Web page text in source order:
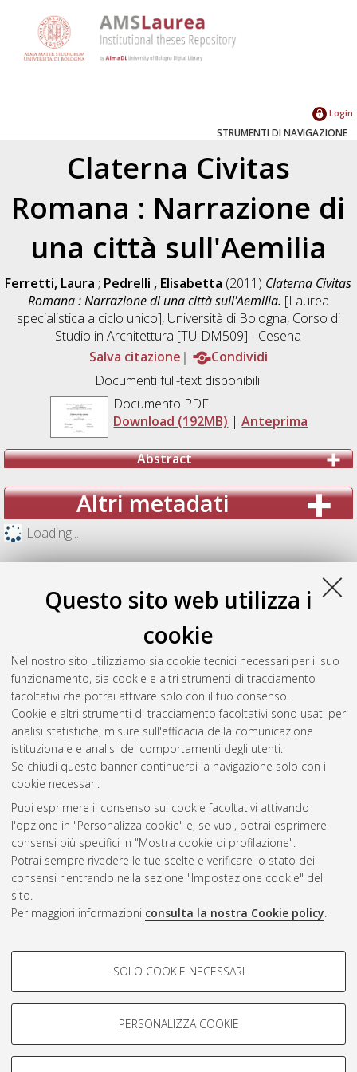
Questo sito web utilizza i
cookie
Nel nostro sito utilizziamo sia cookie tecnici necessari per il suo
funzionamento, sia cookie e altri strumenti di tracciamento
facoltativi che potrai attivare solo con il tuo consenso.
Cookie e altri strumenti di tracciamento facoltativi sono usati per
analisi statistiche, misure sull'efficacia della comunicazione
istituzionale e analisi dei comportamenti degli utenti.
Se chiudi questo banner continuerai la navigazione solo con i
cookie necessari.
Puoi esprimere il consenso sui cookie facoltativi attivando
l'opzione in "Personalizza cookie" e, se vuoi, potrai esprimere
consensi più specifici in "Mostra cookie di profilazione".
Potrai sempre rivedere le tue scelte e verificare lo stato dei
consensi rientrando nella sezione "Impostazione cookie" del
sito.
Per maggiori informazioni consulta la nostra Cookie policy.
COOKIE DI PROFILAZIONE -
Si tratta di cookie utilizzati per analizzare le caratteristiche della
navigazione degli utenti, creare profili in base al loro comportamento
Mostra cookie di profilazione
SOLO COOKIE NECESSARI
PERSONALIZZA COOKIE
Login
STRUMENTI DI NAVIGAZIONE
Claterna Civitas
Romana : Narrazione di
una città sull'Aemilia
Ferretti, Laura ; Pedrelli , Elisabetta (2011) Claterna Civitas
Romana : Narrazione di una città sull'Aemilia. [Laurea
specialistica a ciclo unico], Università di Bologna, Corso di
Studio inArchitettura [TU-DM509] - Cesena
Salva citazione
Condividi
Documenti full-text disponibili:
Documento PDF
Download (192MB) |Anteprima
Abstract
Altri metadati
Loading...
Gestione del documento:
Atom
Rss 1.0
Rss 2.0
AMS Laurea
Impostazioni Cookie
Informativa sulla privacy
Condizioni d’uso del sito